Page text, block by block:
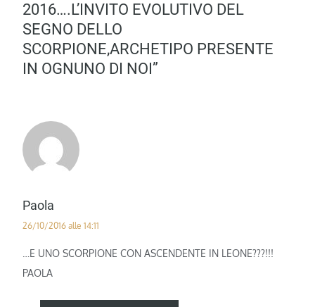
2016….L’INVITO EVOLUTIVO DEL
SEGNO DELLO
SCORPIONE,ARCHETIPO PRESENTE
IN OGNUNO DI NOI”
Paola
26/10/2016 alle 14:11
…E UNO SCORPIONE CON ASCENDENTE IN LEONE???!!!
PAOLA